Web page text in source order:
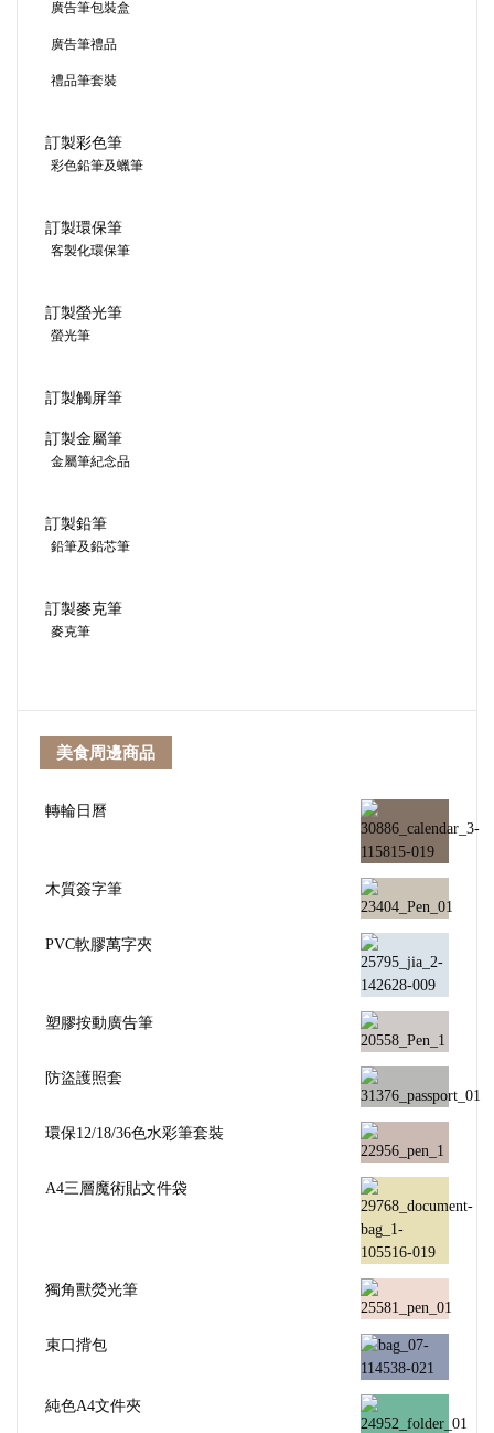
廣告筆包裝盒
廣告筆禮品
禮品筆套裝
訂製彩色筆
彩色鉛筆及蠟筆
訂製環保筆
客製化環保筆
訂製螢光筆
螢光筆
訂製觸屏筆
訂製金屬筆
金屬筆紀念品
訂製鉛筆
鉛筆及鉛芯筆
訂製麥克筆
麥克筆
美食周邊商品
轉輪日曆
木質簽字筆
PVC軟膠萬字夾
塑膠按動廣告筆
防盜護照套
環保12/18/36色水彩筆套裝
A4三層魔術貼文件袋
獨角獸熒光筆
束口揹包
純色A4文件夾